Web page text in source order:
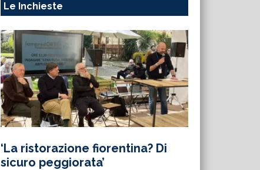
Le Inchieste
‘La ristorazione fiorentina? Di
sicuro peggiorata’